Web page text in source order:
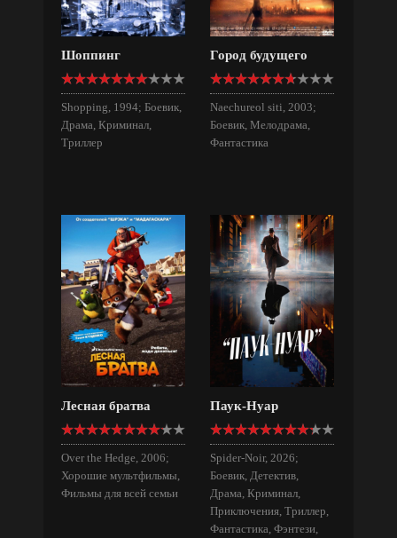
Шоппинг
Shopping, 1994; Боевик,
Драма, Криминал,
Триллер
Город будущего
Naechureol siti, 2003;
Боевик, Мелодрама,
Фантастика
Лесная братва
Over the Hedge, 2006;
Хорошие мультфильмы,
Фильмы для всей семьи
Паук-Нуар
Spider-Noir, 2026;
Боевик, Детектив,
Драма, Криминал,
Приключения, Триллер,
Фантастика, Фэнтези,